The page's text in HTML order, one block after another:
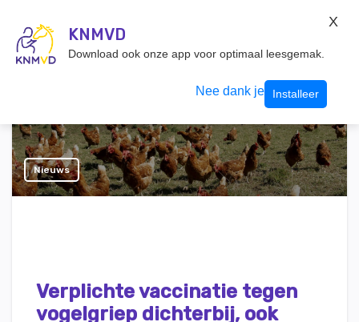
Inloggen
Nieuws
Verplichte vaccinatie tegen
vogelgriep dichterbij, ook
KNMVD
Download ook onze app voor optimaal leesgemak.
Nee dank je Installeer
X